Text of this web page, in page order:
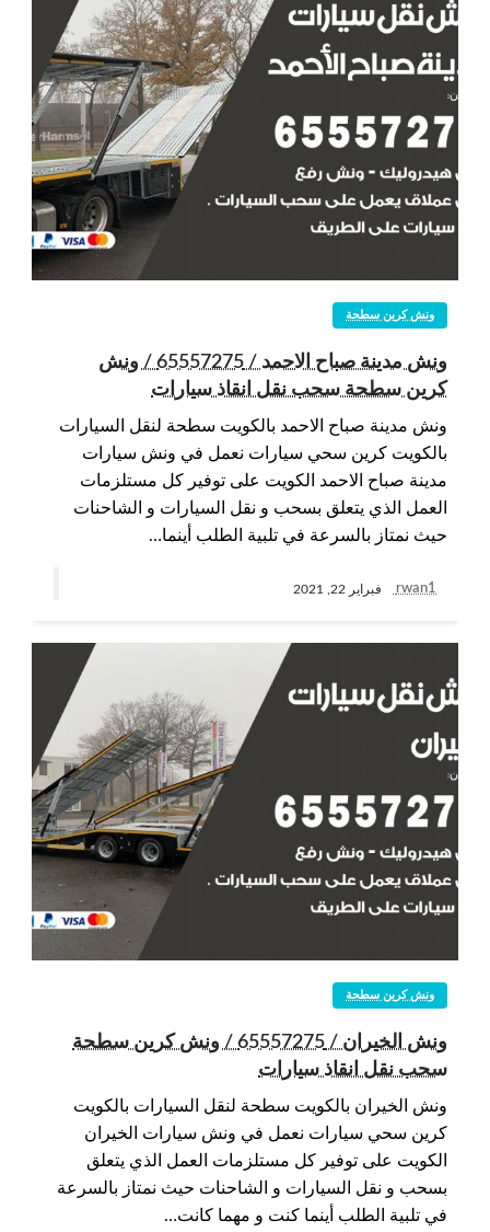
ونش كرين سطحة
ونش مدينة صباح الاحمد / 65557275 / ونش
كرين سطحة سحب نقل انقاذ سيارات
ونش مدينة صباح الاحمد بالكويت سطحة لنقل السيارات
بالكويت كرين سحي سيارات نعمل في ونش سيارات
مدينة صباح الاحمد الكويت على توفير كل مستلزمات
العمل الذي يتعلق بسحب و نقل السيارات و الشاحنات
حيث نمتاز بالسرعة في تلبية الطلب أينما…
rwan1 فبراير 22, 2021
ونش كرين سطحة
ونش الخيران / 65557275 / ونش كرين سطحة
سحب نقل انقاذ سيارات
ونش الخيران بالكويت سطحة لنقل السيارات بالكويت
كرين سحي سيارات نعمل في ونش سيارات الخيران
الكويت على توفير كل مستلزمات العمل الذي يتعلق
بسحب و نقل السيارات و الشاحنات حيث نمتاز بالسرعة
في تلبية الطلب أينما كنت و مهما كانت…